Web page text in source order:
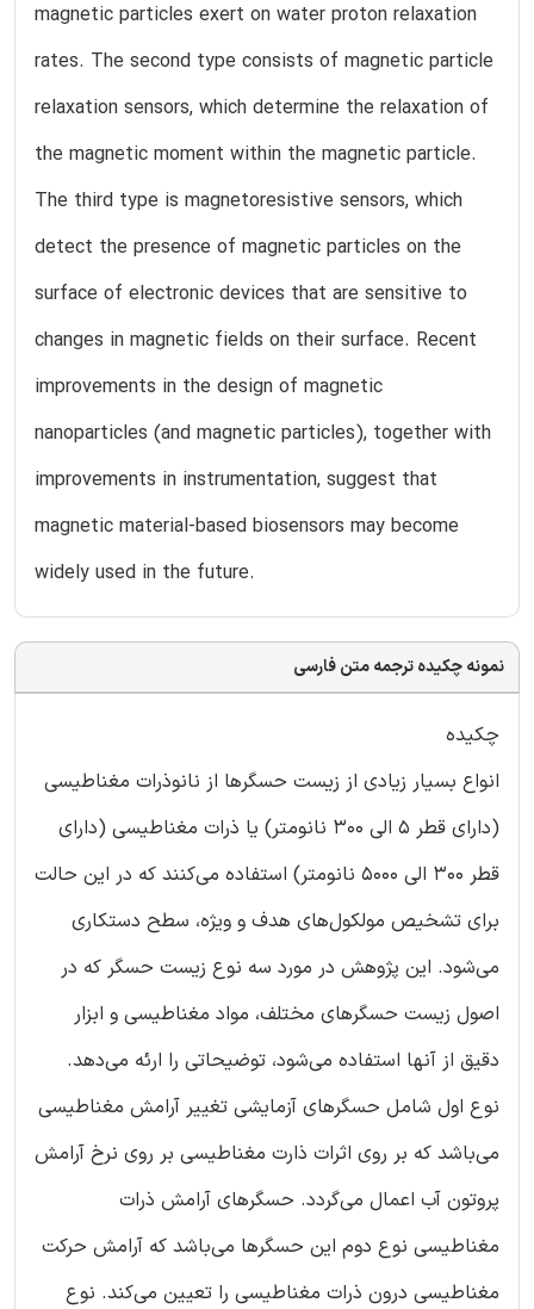
magnetic particles exert on water proton relaxation
rates. The second type consists of magnetic particle
relaxation sensors, which determine the relaxation of
the magnetic moment within the magnetic particle.
The third type is magnetoresistive sensors, which
detect the presence of magnetic particles on the
surface of electronic devices that are sensitive to
changes in magnetic fields on their surface. Recent
improvements in the design of magnetic
nanoparticles (and magnetic particles), together with
improvements in instrumentation, suggest that
magnetic material-based biosensors may become
widely used in the future.
نمونه چکیده ترجمه متن فارسی
چکیده
انواع بسیار زیادی از زیست حسگرها از نانوذرات مغناطیسی
(دارای قطر 5 الی 300 نانومتر) یا ذرات مغناطیسی (دارای
قطر 300 الی 5000 نانومتر) استفاده می‌کنند که در این حالت
برای تشخیص مولکول‌های هدف و ویژه، سطح دستکاری
می‌شود. این پژوهش در مورد سه نوع زیست حسگر که در
اصول زیست حسگرهای مختلف، مواد مغناطیسی و ابزار
دقیق از آنها استفاده می‌شود، توضیحاتی را ارئه می‌دهد.
نوع اول شامل حسگرهای آزمایشی تغییر آرامش مغناطیسی
می‌باشد که بر روی اثرات ذارت مغناطیسی بر روی نرخ آرامش
پروتون آب اعمال می‌گردد. حسگرهای آرامش ذرات
مغناطیسی نوع دوم این حسگرها می‌باشد که آرامش حرکت
مغناطیسی درون ذرات مغناطیسی را تعیین می‌کند. نوع